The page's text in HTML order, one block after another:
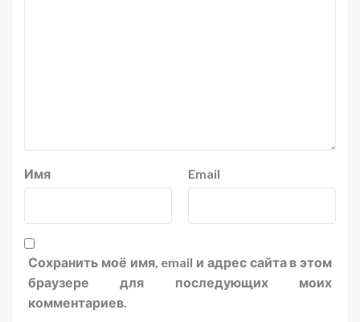
Имя Email
Сохранить моё имя, email и адрес сайта в этом
браузере для последующих моих
комментариев.